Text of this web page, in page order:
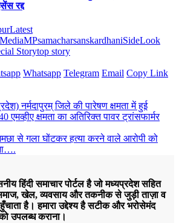
रद्द
Latest
MediaMPsamacharsanskardhaniSideLook
Storytop story
Whatsapp Telegram Email Copy Link
नर्मदापुरम् जिले की पारेषण क्षमता में हुई
एमव्हीए क्षमता का अतिरिक्त पावर ट्रांसफार्मर
से गला घोंटकर हत्‍या करने वाले आरोपी को
हिंदी समाचार पोर्टल है जो मध्यप्रदेश सहित
समाज, खेल, व्यवसाय और तकनीक से जुड़ी ताज़ा व
है। हमारा उद्देश्य है सटीक और भरोसेमंद
उपलब्ध कराना।